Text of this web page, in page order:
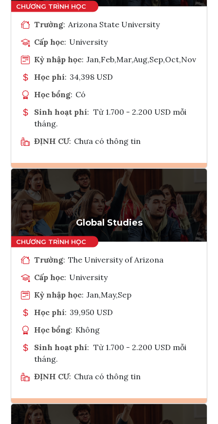
Trường: Arizona State University
Cấp học: University
Kỳ nhập học: Jan,Feb,Mar,Aug,Sep,Oct,Nov
Học phí: 34,398 USD
Học bổng: Có
Sinh hoạt phí: Từ 1.700 - 2.200 USD mỗi
tháng.
ĐỊNH CƯ: Chưa có thông tin
Ghi danh
Tham vấn Interlink
Global Studies
Trường: The University of Arizona
Cấp học: University
Kỳ nhập học: Jan,May,Sep
Học phí: 39,950 USD
Học bổng: Không
Sinh hoạt phí: Từ 1.700 - 2.200 USD mỗi
tháng.
ĐỊNH CƯ: Chưa có thông tin
Ghi danh